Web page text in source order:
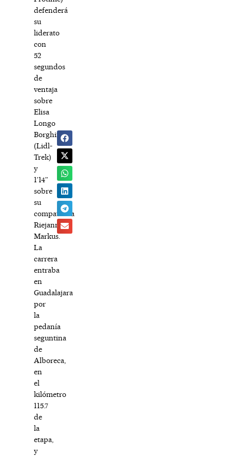
defenderá
su
liderato
con
52
segundos
de
ventaja
sobre
Elisa
Longo
Borghini
(Lidl-
Trek)
y
1’14”
sobre
su
compatriota
Riejanne
Markus.
La
carrera
entraba
en
Guadalajara
por
la
pedanía
seguntina
de
Alboreca,
en
el
kilómetro
115.7
de
la
etapa,
y